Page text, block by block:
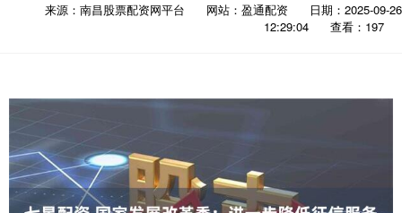
来源：南昌股票配资网平台 网站：盈通配资
日期：2025-09-26
12:29:04
查看：197